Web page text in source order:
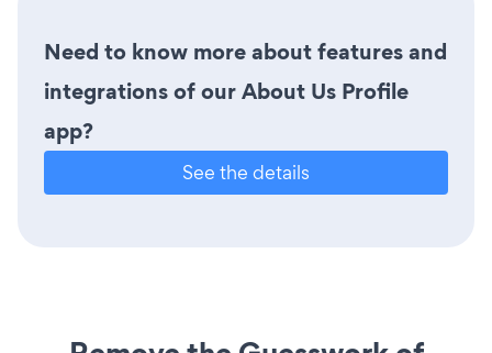
Need to know more about features and
integrations of our About Us Profile
app?
See the details